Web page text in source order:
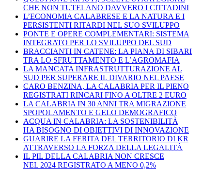
CHE NON TUTELANO DAVVERO I CITTADINI
L’ECONOMIA CALABRESE E LA NATURA E I
PERSISTENTI RITARDI NEL SUO SVILUPPO
PONTE E OPERE COMPLEMENTARI: SISTEMA
INTEGRATO PER LO SVILUPPO DEL SUD
BRACCIANTI IN CATENE: LA PIANA DI SIBARI
TRA LO SFRUTTAMENTO E L’AGROMAFIA
LA MANCATA INFRASTRUTTURAZIONE AL
SUD PER SUPERARE IL DIVARIO NEL PAESE
CARO BENZINA, LA CALABRIA PER IL PIENO
REGISTRATI RINCARI FINO A OLTRE 2 EURO
LA CALABRIA IN 30 ANNI TRA MIGRAZIONE
SPOPOLAMENTO E GELO DEMOGRAFICO
ACQUA IN CALABRIA: LA SOSTENIBILITÀ
HA BISOGNO DI OBIETTIVI DI INNOVAZIONE
GUARIRE LA FERITA DEL TERRITORIO DI KR
ATTRAVERSO LA FORZA DELLA LEGALITÀ
IL PIL DELLA CALABRIA NON CRESCE
NEL 2024 REGISTRATO A MENO 0,2%